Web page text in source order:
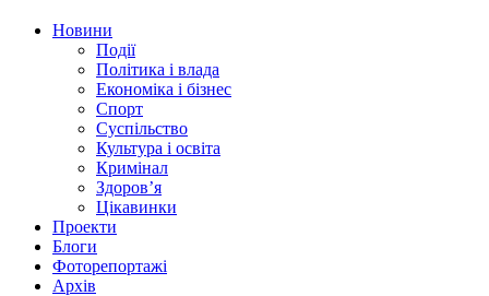
Новини
Події
Політика і влада
Економіка і бізнес
Спорт
Суспільство
Культура і освіта
Кримінал
Здоров’я
Цікавинки
Проекти
Блоги
Фоторепортажі
Архів